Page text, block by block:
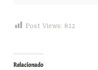
Post Views: 812
Relacionado